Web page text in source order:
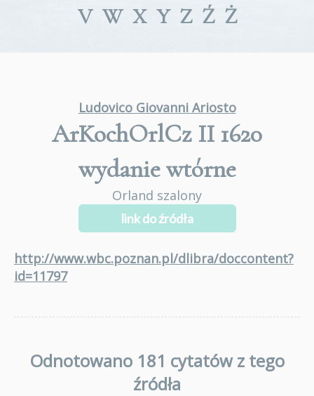
V W X Y Z Ź Ż
Ludovico Giovanni Ariosto
ArKochOrlCz II 1620
wydanie wtórne
Orland szalony
link do źródła
http://www.wbc.poznan.pl/dlibra/doccontent?
id=11797
Odnotowano 181 cytatów z tego
źródła